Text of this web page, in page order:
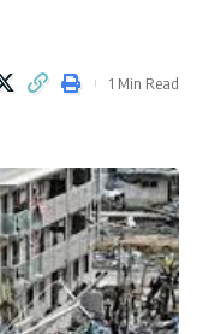
1 Min Read